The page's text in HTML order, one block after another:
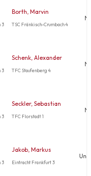
3
Borth, Marvin
TSC Fränkisch-Crumbach 4
3
Schenk, Alexander
TFC Staufenberg 4
3
Seckler, Sebastian
TFC Florstadt 1
3
Jakob, Markus
Eintracht Frankfurt 3